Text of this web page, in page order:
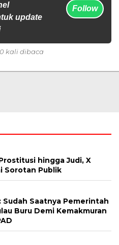
update
Follow
kali dibaca
hingga Judi, X
Sorotan Publik
Saatnya Pemerintah
Buru Demi Kemakmuran